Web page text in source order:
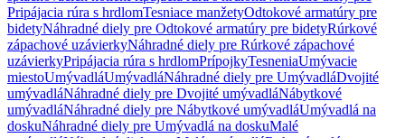
Pripájacia rúra s hrdlomTesniace manžetyOdtokové armatúry pre
bidetyNáhradné diely pre Odtokové armatúry pre bidetyRúrkové
zápachové uzávierkyNáhradné diely pre Rúrkové zápachové
uzávierkyPripájacia rúra s hrdlomPrípojkyTesneniaUmývacie
miestoUmývadláUmývadláNáhradné diely pre UmývadláDvojité
umývadláNáhradné diely pre Dvojité umývadláNábytkové
umývadláNáhradné diely pre Nábytkové umývadláUmývadlá na
doskuNáhradné diely pre Umývadlá na doskuMalé